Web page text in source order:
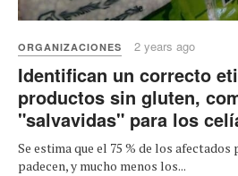
ORGANIZACIONES 2 years ago
Identifican un correcto
productos sin gluten,
"salvavidas" para los
Se estima que el 75 % de los afectados
padecen, y mucho menos los...